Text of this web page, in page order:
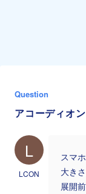
Question
アコーディオ
L
LCON
スマ
大き
展開